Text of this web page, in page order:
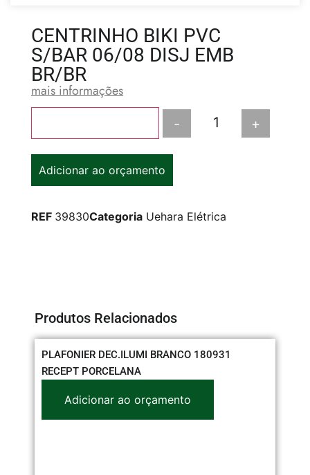
CENTRINHO BIKI PVC
S/BAR 06/08 DISJ EMB
BR/BR
mais informações
- +
Adicionar ao orçamento
REF 39830Categoria Uehara Elétrica
Produtos Relacionados
PLAFONIER DEC.ILUMI BRANCO 180931
RECEPT PORCELANA
Adicionar ao orçamento